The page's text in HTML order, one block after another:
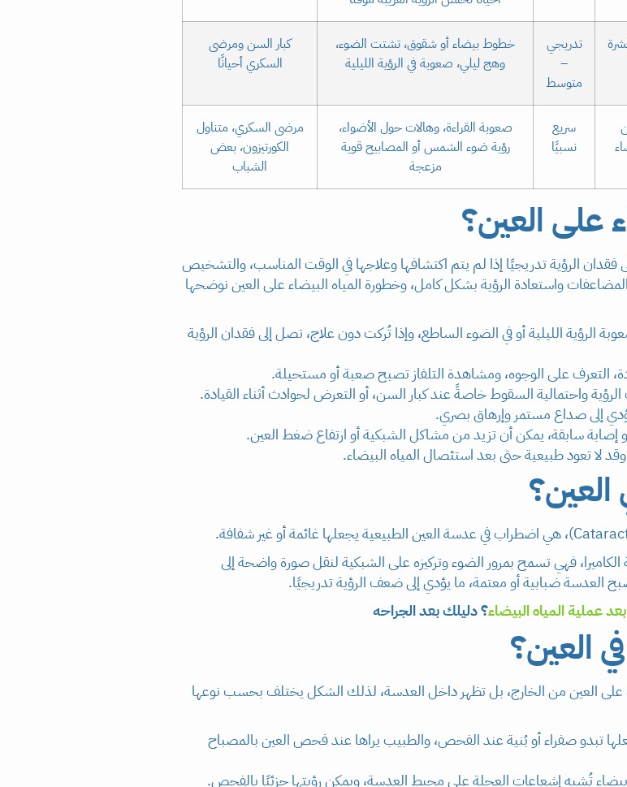
تدريجي
–
متوسط
خطوط بيضاء أو شقوق، تشتت الضوء،
وهج ليلي، صعوبة في الرؤية الليلية
كبار السن ومرضى
السكري أحيانًا
سريع
نسبيًا
صعوبة القراءة، وهالات حول الأضواء،
رؤية ضوء الشمس أو المصابيح قوية
مزعجة
مرضى السكري، متناول
الكورتيزون، بعض
الشباب
على العين؟
الرؤية تدريجيًا إذا لم يتم اكتشافها وعلاجها في الوقت المناسب، والتشخيص
واستعادة الرؤية بشكل كامل، وخطورة المياه البيضاء على العين نوضحها
الرؤية الليلية أو في الضوء الساطع، وإذا تُركت دون علاج، تصل إلى فقدان الرؤية
التعرف على الوجوه، ومشاهدة التلفاز تصبح صعبة أو مستحيلة.
واحتمالية السقوط خاصةً عند كبار السن، أو التعرض لحوادث أثناء القيادة.
إلى صداع مستمر وإرهاق بصري.
إصابة سابقة، يمكن أن تزيد من مشاكل الشبكية أو ارتفاع ضغط العين.
لا تعود طبيعية حتى بعد استئصال المياه البيضاء.
العين؟
فهي تسمح بمرور الضوء وتركيزه على الشبكية لنقل صورة واضحة إلى
العدسة ضبابية أو معتمة، ما يؤدي إلى ضعف الرؤية تدريجيًا.
عملية المياه البيضاء؟ دليلك بعد الجراحه
العين؟
على العين من الخارج، بل تظهر داخل العدسة، لذلك الشكل يختلف بحسب نوعها
تبدو صفراء أو بُنية عند الفحص، والطبيب يراها عند فحص العين بالمصباح
تُشبه إشعاعات العجلة على محيط العدسة، ويمكن رؤيتها جزئيًا بالفحص.